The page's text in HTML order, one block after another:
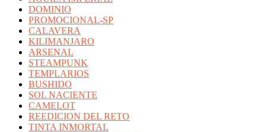
DOMINIO
PROMOCIONAL-SP
CALAVERA
KILIMANJARO
ARSENAL
STEAMPUNK
TEMPLARIOS
BUSHIDO
SOL NACIENTE
CAMELOT
REEDICION DEL RETO
TINTA INMORTAL